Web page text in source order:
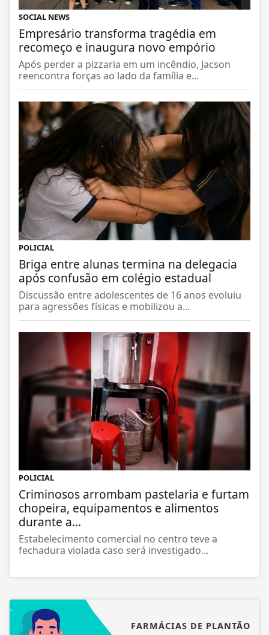
SOCIAL NEWS
Empresário transforma tragédia em
recomeço e inaugura novo empório
Após perder a pizzaria em um incêndio, Jacson
reencontra forças ao lado da família e...
POLICIAL
Briga entre alunas termina na delegacia
após confusão em colégio estadual
Discussão entre adolescentes de 16 anos evoluiu
para agressões físicas e mobilizou a...
POLICIAL
Criminosos arrombam pastelaria e furtam
chopeira, equipamentos e alimentos
durante a...
Estabelecimento comercial no centro teve a
fechadura violada caso será investigado...
FARMÁCIAS DE PLANTÃO